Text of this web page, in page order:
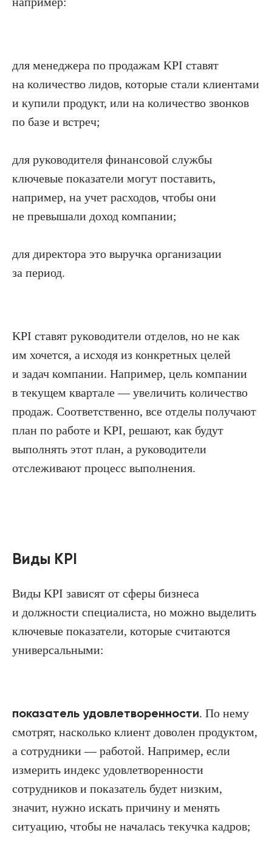
для менеджера по продажам KPI ставят
на количество лидов, которые стали клиентами
и купили продукт, или на количество звонков
по базе и встреч;
для руководителя финансовой службы
ключевые показатели могут поставить,
например, на учет расходов, чтобы они
не превышали доход компании;
для директора это выручка организации
за период.
KPI ставят руководители отделов, но не как
им хочется, а исходя из конкретных целей
и задач компании. Например, цель компании
в текущем квартале — увеличить количество
продаж. Соответственно, все отделы получают
план по работе и KPI, решают, как будут
выполнять этот план, а руководители
отслеживают процесс выполнения.
Виды KPI
Виды KPI зависят от сферы бизнеса
и должности специалиста, но можно выделить
ключевые показатели, которые считаются
универсальными:
показатель удовлетворенности. По нему
смотрят, насколько клиент доволен продуктом,
а сотрудники — работой. Например, если
измерить индекс удовлетворенности
сотрудников и показатель будет низким,
значит, нужно искать причину и менять
ситуацию, чтобы не началась текучка кадров;